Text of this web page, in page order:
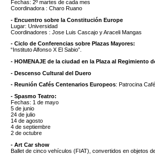
Fechas: 2º martes de cada mes
Coordinadora : Charo Ruano
- Encuentro sobre la Constitución Europe
Lugar: Universidad
Coordinadores : Jose Luis Cascajo y Araceli Mangas
- Ciclo de Conferencias sobre Plazas Mayores:
“Instituto Alfonso X El Sabio”.
- HOMENAJE de la ciudad en la Plaza al Regimiento
- Descenso Cultural del Duero
- Reunión Cafés Centenarios Europeos: Patrocina
- Spasmo Teatro:
Fechas: 1 de mayo
5 de junio
24 de julio
14 de agosto
4 de septiembre
2 de octubre
- Art Car show
Ballet de cinco vehículos (FIAT), convertidos en objetos